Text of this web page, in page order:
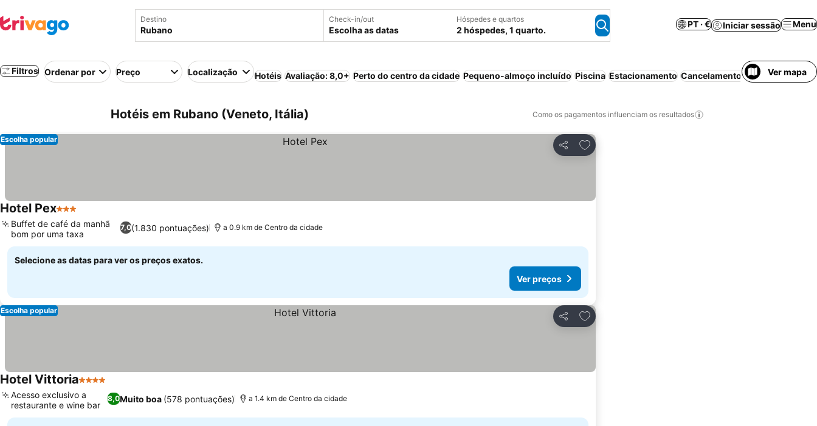
Destino Check-in/out
Escolha as datas
Hóspedes e quartos
2 hóspedes, 1 quarto.
PT · € Iniciar sessão Menu
Filtros Ordenar por Preço Localização Hotéis Avaliação: 8,0+ Perto do centro da cidade Pequeno-almoço incluído Piscina Estacionamento Cancelamento gratuitoVer mapa
Hotéis em Rubano (Veneto, Itália) Como os pagamentos influenciam os resultados
Partilhar
Adicionar aos favoritos
Escolha popular
Hotel Pex3 Estrelas
7,0(1.830 pontuações)
Buffet de café da manhã
bom por uma taxa
a 0.9 km de Centro da cidade
Selecione as datas para ver os preços exatos.
Ver preços
Partilhar
Adicionar aos favoritos
Escolha popular
Hotel Vittoria4 Estrelas
8,0Muito boa (578 pontuações)
Acesso exclusivo a
restaurante e wine bar
a 1.4 km de Centro da cidade